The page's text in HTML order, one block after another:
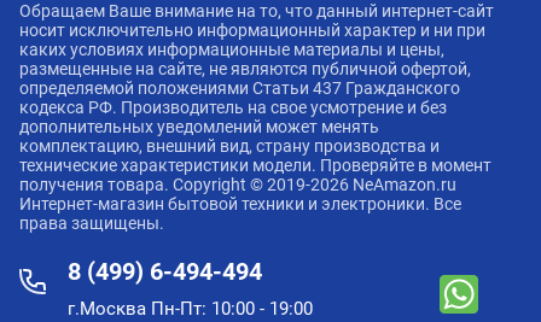
Обращаем Ваше внимание на то, что данный интернет-сайт
носит исключительно информационный характер и ни при
каких условиях информационные материалы и цены,
размещенные на сайте, не являются публичной офертой,
определяемой положениями Статьи 437 Гражданского
кодекса РФ. Производитель на свое усмотрение и без
дополнительных уведомлений может менять
комплектацию, внешний вид, страну производства и
технические характеристики модели. Проверяйте в момент
получения товара. Copyright © 2019-2026 NeAmazon.ru
Интернет-магазин бытовой техники и электроники. Все
права защищены.
8 (499) 6-494-494
г.Москва Пн-Пт: 10:00 - 19:00